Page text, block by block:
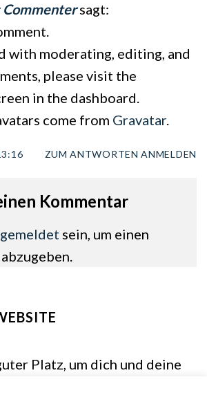
Commenter sagt:
with moderating, editing, and
please visit the
in the dashboard.
come from Gravatar.
ZUM ANTWORTEN ANMELDEN
Kommentar
sein, um einen
Platz, um dich und deine